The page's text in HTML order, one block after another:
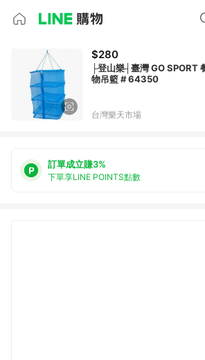
$280
├登山樂┤臺灣 GO SPORT
物吊籃 # 64350
台灣樂天市場
訂單成立賺3%
下單享LINE POINTS點數